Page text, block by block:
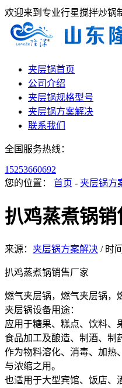
欢迎来到专业行星搅拌炒锅
夹层锅首页
公司介绍
夹层锅规格型号
夹层锅方案解决
联系我们
全国服务热线：
15253660692
您的位置： 首页 - 夹层锅方
扒鸡蒸煮锅销
来源： 夹层锅方案解决 / 时
扒鸡蒸煮锅销售厂家
燃气夹层锅，燃气夹层锅，
夹层锅设备用途：
应用于糖果、糕点、饮料、
食品加工及酿造、制酒、制
作为物料溶化、消毒、加热
与浓缩之用。
也适用于大型宾馆、饭店、